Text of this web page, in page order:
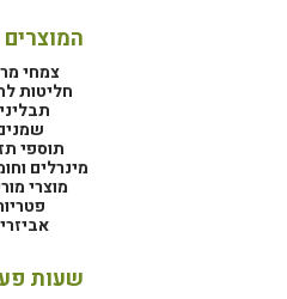
צמחי
חליטות
תוספי
מינרלים
מוצרי
שעות